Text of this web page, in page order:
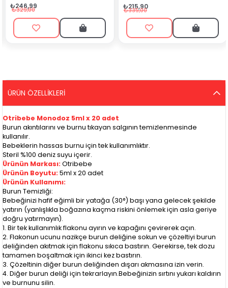
₺246,99
₺329,00 ₺215,90
₺335,00
ÜRÜN ÖZELLIKLERI
Otribebe Monodoz 5ml x 20 adet
Burun akıntılarını ve burnu tıkayan salgının temizlenmesinde
kullanılır.
Bebeklerin hassas burnu için tek kullanımlıktır.
Steril %100 deniz suyu içerir.
Ürünün Markası:Otribebe
Ürünün Boyutu: 5ml x 20 adet
Ürünün Kullanımı:
Burun Temizliği:
Bebeğinizi hafif eğimli bir yatağa (30°) başı yana gelecek şekilde
yatırın (yanlışlıkla boğazına kaçma riskini önlemek için asla geriye
doğru yatırmayın).
1. Bir tek kullanımlık flakonu ayırın ve kapağını çevirerek açın.
2. Flakonun ucunu nazikçe burun deliğine sokun ve çözeltiyi burun
deliğinden akıtmak için flakonu sıkıca bastırın. Gerekirse, tek dozu
tamamen boşaltmak için ikinci kez bastırın.
3. Çözeltinin diğer burun deliğinden dışarı akmasına izin verin.
4. Diğer burun deliği için tekrarlayın.Bebeğinizin sırtını yukarı kaldırın
ve burnunu silin.